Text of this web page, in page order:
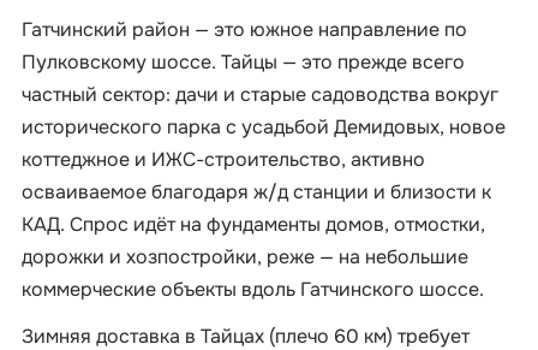
Гатчинский район — это южное направление по
Пулковскому шоссе. Тайцы — это прежде всего
частный сектор: дачи и старые садоводства вокруг
исторического парка с усадьбой Демидовых, новое
коттеджное и ИЖС-строительство, активно
осваиваемое благодаря ж/д станции и близости к
КАД. Спрос идёт на фундаменты домов, отмостки,
дорожки и хозпостройки, реже — на небольшие
коммерческие объекты вдоль Гатчинского шоссе.
Зимняя доставка в Тайцах (плечо 60 км) требует